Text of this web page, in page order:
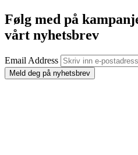
Følg med på
vårt nyhetsbrev
Email Address
Meld deg på nyhetsbrev